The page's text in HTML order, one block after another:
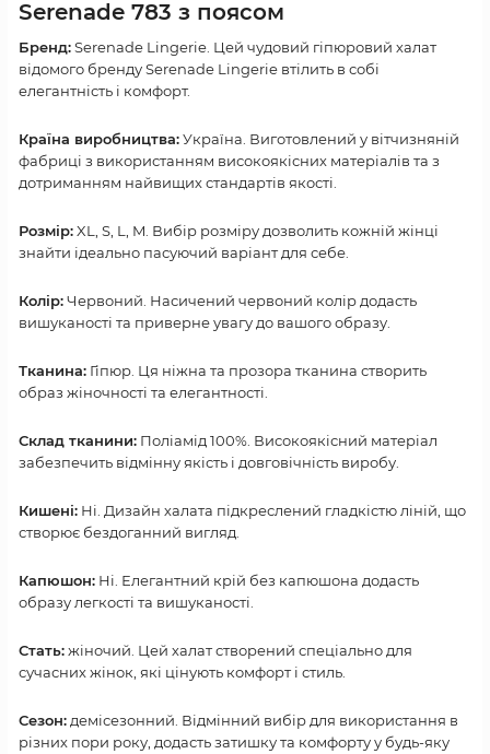
Serenade 783 з поясом
Бренд:Serenade Lingerie. Цей чудовий гіпюровий халат
відомого бренду Serenade Lingerie втілить в собі
елегантність і комфорт.
Країна виробництва:Україна. Виготовлений у вітчизняній
фабриці з використанням високоякісних матеріалів та з
дотриманням найвищих стандартів якості.
Розмір:XL, S, L, M. Вибір розміру дозволить кожній жінці
знайти ідеально пасуючий варіант для себе.
Колір:Червоний. Насичений червоний колір додасть
вишуканості та приверне увагу до вашого образу.
Тканина: Гіпюр. Ця ніжна та прозора тканина створить
образ жіночності та елегантності.
Склад тканини: Поліамід 100%. Високоякісний матеріал
забезпечить відмінну якість і довговічність виробу.
Кишені: Ні. Дизайн халата підкреслений гладкістю ліній, що
створює бездоганний вигляд.
Капюшон: Ні. Елегантний крій без капюшона додасть
образу легкості та вишуканості.
Стать:жіночий. Цей халат створений спеціально для
сучасних жінок, які цінують комфорт і стиль.
Сезон:демісезонний. Відмінний вибір для використання в
різних пори року, додасть затишку та комфорту у будь-яку